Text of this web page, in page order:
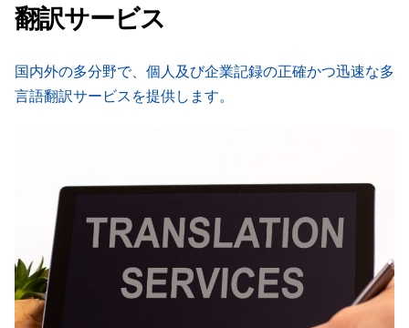
翻訳サービス
国内外の多分野で、個人及び企業記録の正確かつ迅速な多
言語翻訳サービスを提供します。